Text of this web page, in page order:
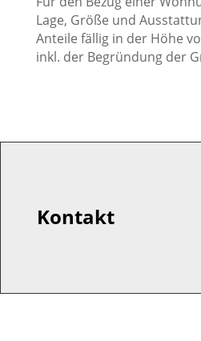
Lage, Größe und
Anteile fällig in der Höhe
inkl. der Begründung der
Kontakt